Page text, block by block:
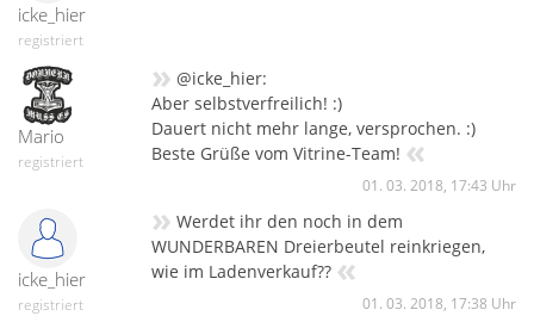
icke_hier
registriert
Mario
registriert
» @icke_hier:
Aber selbstverfreilich! :)
Dauert nicht mehr lange, versprochen. :)
Beste Grüße vom Vitrine-Team! «
01. 03. 2018, 17:43 Uhr
icke_hier
registriert
» Werdet ihr den noch in dem
WUNDERBAREN Dreierbeutel reinkriegen,
wie im Ladenverkauf?? «
01. 03. 2018, 17:38 Uhr